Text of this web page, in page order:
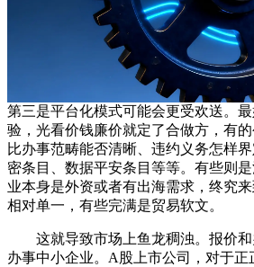
第三是平台化模式可能会更受欢送。
验，光看价钱廉价就定了合做方，有
比办事范畴能否清晰、违约义务怎样
密条目、数据平安条目等等。有些则
业本身是外资或者有出海需求，终究
相对单一，有些完满是贸易软文。
这就导致市场上鱼龙稠浊。报价和
办事中小企业。A股上市公司，对于正